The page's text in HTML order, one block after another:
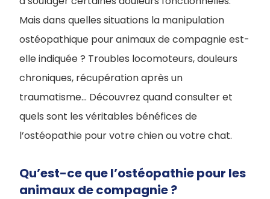
Mais dans quelles situations la manipulation
ostéopathique pour animaux de compagnie est-
elle indiquée ? Troubles locomoteurs, douleurs
chroniques, récupération après un
traumatisme… Découvrez quand consulter et
quels sont les véritables bénéfices de
l’ostéopathie pour votre chien ou votre chat.
Qu’est-ce que l’ostéopathie pour les
animaux de compagnie ?